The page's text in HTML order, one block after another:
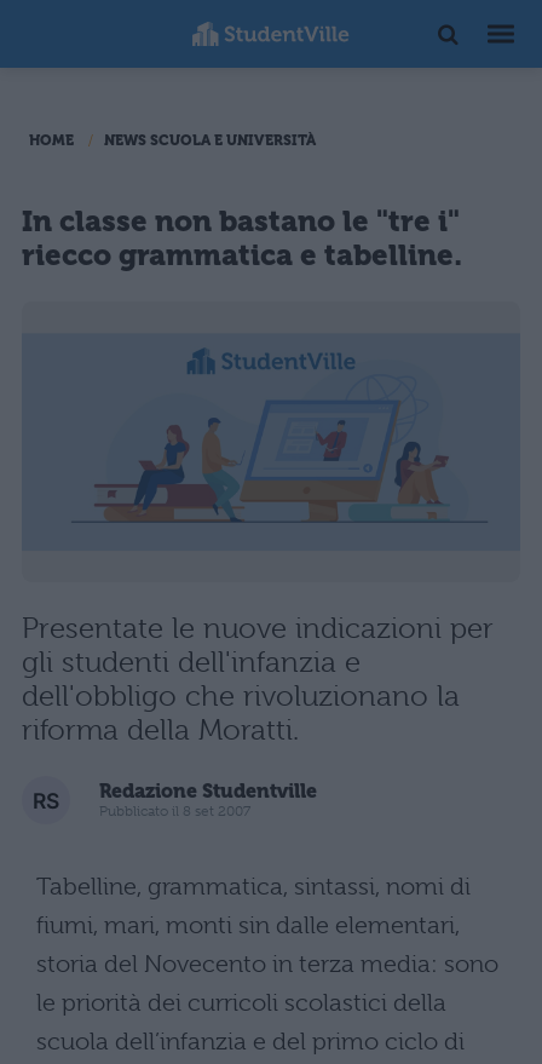
HOME NEWS SCUOLA E UNIVERSITÀ
In classe non bastano le "tre i"
riecco grammatica e tabelline.
Presentate le nuove indicazioni per
gli studenti dell'infanzia e
dell'obbligo che rivoluzionano la
riforma della Moratti.
Redazione Studentville
Pubblicato il 8 set 2007
Tabelline, grammatica, sintassi, nomi di
fiumi, mari, monti sin dalle elementari,
storia del Novecento in terza media: sono
le priorità dei curricoli scolastici della
scuola dell’infanzia e del primo ciclo di